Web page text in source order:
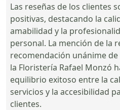
Las reseñas de los clientes
positivas, destacando la
amabilidad y la
personal. La mención de la
recomendación unánime
la Floristería Rafael Monzó
equilibrio exitoso entre la
servicios y la accesibilidad
clientes.